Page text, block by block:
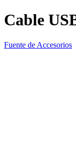
Cable
Fuente de Accesorios